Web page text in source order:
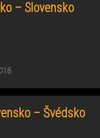
– Slovensko
– Švédsko